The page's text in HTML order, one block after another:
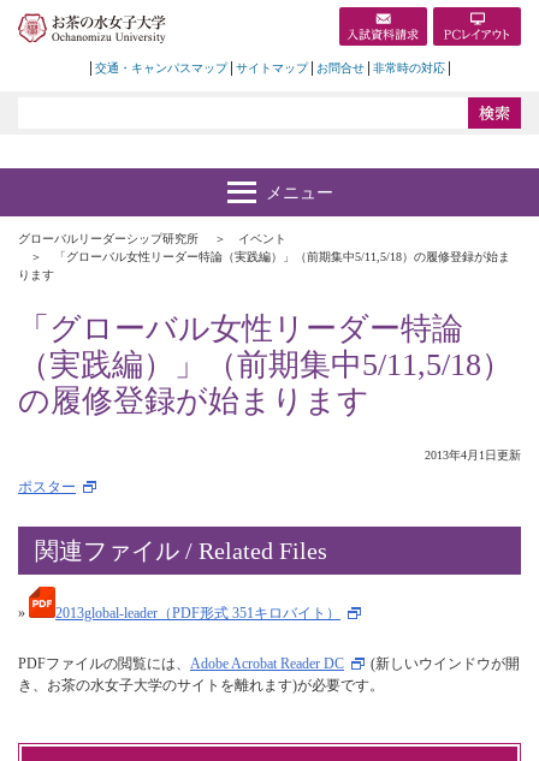
交通・キャンパスマップ サイトマップ お問合せ 非常時の対応
グローバルリーダーシップ研究所
イベント
「グローバル女性リーダー特論（実践編）」（前期集中5/11,5/18）の履修登録が始ま
ります
「グローバル女性リーダー特論
（実践編）」（前期集中5/11,5/18）
の履修登録が始まります
2013年4月1日更新
ポスター
関連ファイル / Related Files
» 2013global-leader（PDF形式 351キロバイト）
PDFファイルの閲覧には、 Adobe Acrobat Reader DC
(新しいウインドウが開
き、お茶の水女子大学のサイトを離れます)が必要です。